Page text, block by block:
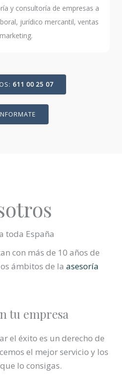
y consultoría de empresas a
jurídico mercantil, ventas
611 00 25 07
toda España
con más de 10 años de
ámbitos de la asesoría
tu empresa
el éxito es un derecho de
el mejor servicio y los
lo consigas.